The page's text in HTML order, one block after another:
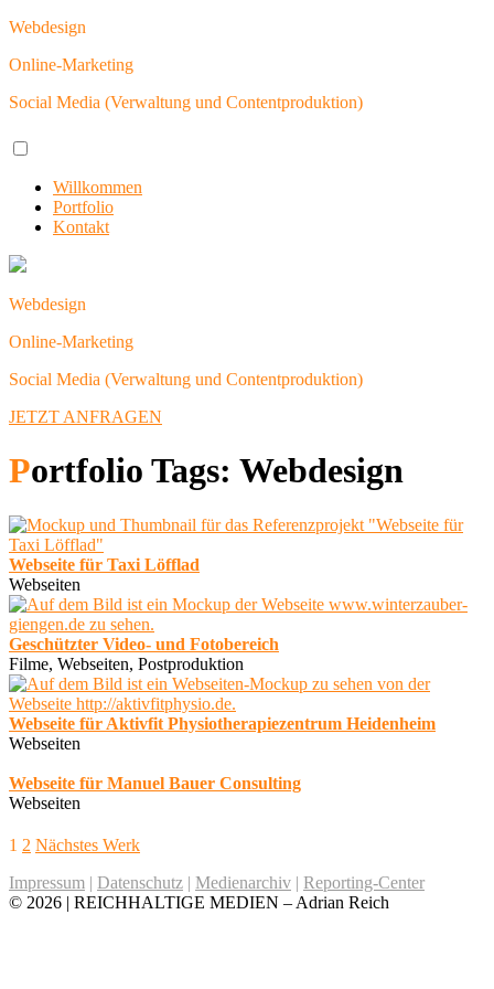
Webdesign
Online-Marketing
Social Media (Verwaltung und Contentproduktion)
Willkommen
Portfolio
Kontakt
Webdesign
Online-Marketing
Social Media (Verwaltung und Contentproduktion)
JETZT ANFRAGEN
Portfolio Tags: Webdesign
Webseite für Taxi Löfflad
Webseiten
Geschützter Video- und Fotobereich
Filme, Webseiten, Postproduktion
Webseite für Aktivfit Physiotherapiezentrum Heidenheim
Webseiten
Webseite für Manuel Bauer Consulting
Webseiten
1 2 Nächstes Werk
Impressum | Datenschutz | Medienarchiv | Reporting-Center
© 2026 | REICHHALTIGE MEDIEN – Adrian Reich